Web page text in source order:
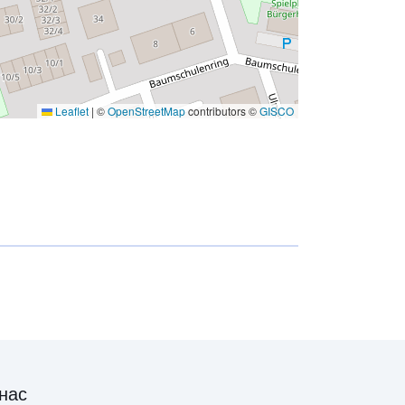
Leaflet | ©OpenStreetMapcontributors ©GISCO